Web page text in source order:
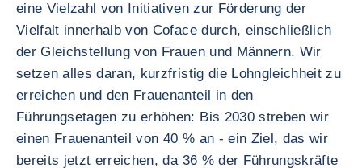
eine Vielzahl von Initiativen zur Förderung der
Vielfalt innerhalb von Coface durch, einschließlich
der Gleichstellung von Frauen und Männern. Wir
setzen alles daran, kurzfristig die Lohngleichheit zu
erreichen und den Frauenanteil in den
Führungsetagen zu erhöhen: Bis 2030 streben wir
einen Frauenanteil von 40 % an - ein Ziel, das wir
bereits jetzt erreichen, da 36 % der Führungskräfte